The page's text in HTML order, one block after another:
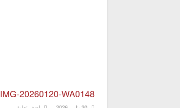
IMG-20260120-WA0148